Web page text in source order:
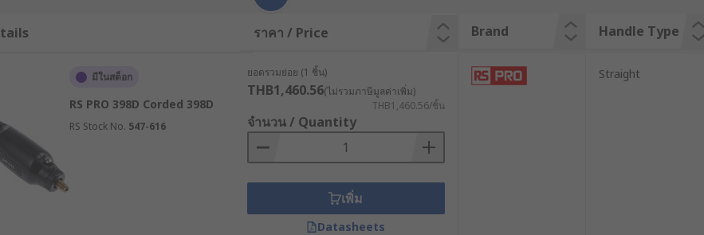
other tools. They are ideal to sand, saw metal, wood, and drywall or make large holes,
multi cutters, the user can also remove grout, cut trim for new flooring, and cut off nails
be used with various different attachments and accessories. Rotary tools attachments can
even polishing. Most models feature variable speed to allow you complete control
on, and you can choose between cordless for ultimate flexibility or corded for when you
ราคา / Price Brand Handle Type
มีในสต็อก
RS PRO 398D Corded 398D
RS Stock No. 547-616
ยอดรวมย่อย (1 ชิ้น)
THB1,460.56(ไม่รวมภาษีมูลค่าเพิ่ม)
THB1,460.56/ชิ้น
จำนวน / Quantity
เพิ่ม
Datasheets
Straight